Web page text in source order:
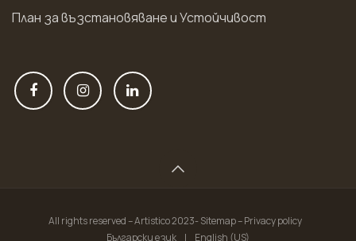
План за възстановяване и Устойчивост
All rights reserved – Artistico 2023- Sitemap – Privacy policy
Български език
| English (US)